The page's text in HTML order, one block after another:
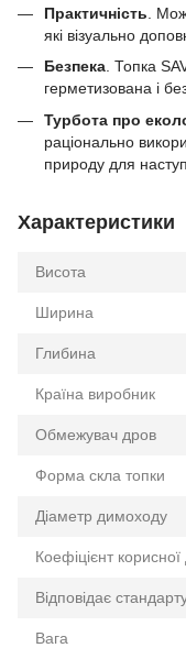
Практичність .
які візуально
Безпека. Топка
герметизована і
Турбота про
раціонально
природу для
Характеристики
Висота
Ширина
Глибина
Країна виробник
Обмежувач дров
Форма скла топки
Діаметр димоходу
Коефіцієнт корисної
Відповідає
Вага